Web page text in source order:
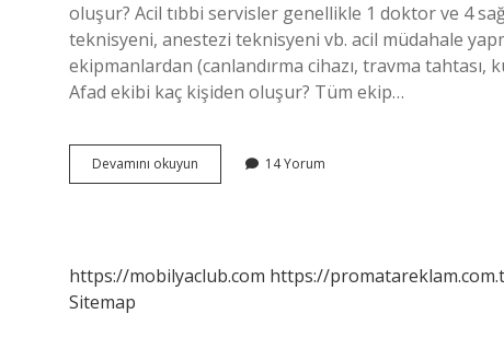
oluşur? Acil tıbbi servisler genellikle 1 doktor ve 4
teknisyeni, anestezi teknisyeni vb. acil müdahale
ekipmanlardan (canlandırma cihazı, travma
Afad ekibi kaç kişiden oluşur? Tüm ekip…
Devamını okuyun
Ekibi
14 Yorum
https://mobilyaclub.com https://
Sitemap